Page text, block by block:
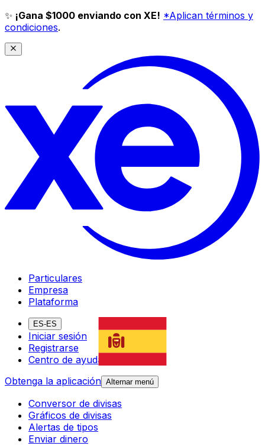
✨ ¡Gana $1000 enviando con XE! *Aplican términos y
condiciones.
Particulares
Empresa
Plataforma
ES-ES
Iniciar sesión
Registrarse
Centro de ayuda
Obtenga la aplicación Alternar menú
Conversor de divisas
Gráficos de divisas
Alertas de tipos
Enviar dinero